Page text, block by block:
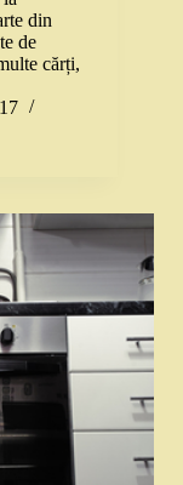
din
de
cărți,